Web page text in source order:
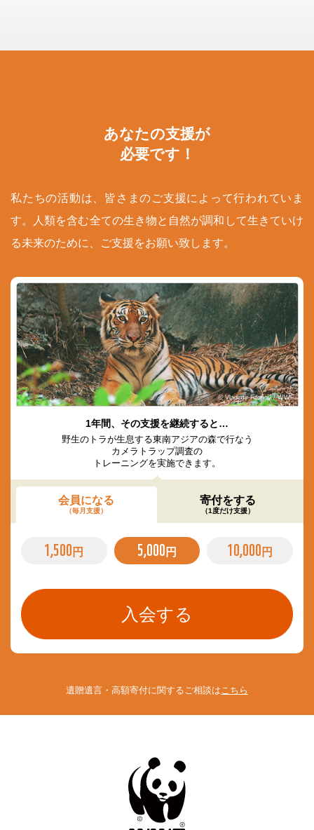
あなたの支援が
必要です！
私たちの活動は、皆さまのご支援によって行われていま
す。人類を含む全ての生き物と自然が調和して生きていけ
る未来のために、ご支援をお願い致します。
© Vladimir Filonov / WWF
1年間、その支援を継続すると…
野生のトラが生息する東南アジアの森で行なう
カメラトラップ調査の
トレーニングを実施できます。
会員になる
（毎月支援）
寄付をする
（1度だけ支援）
1,500 円 5,000 円 10,000 円
遺贈遺言・高額寄付に関するご相談は こちら